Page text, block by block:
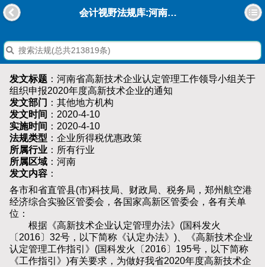
会计视野法规库:河南省高新技术企业认定管理工作领导小组关于组织申报2020年度高新技术企业的通知
发文标题 ：河南省高新技术企业认定管理工作领导小组关于
组织申报2020年度高新技术企业的通知
发文部门 ：其他地方机构
发文时间 ：2020-4-10
实施时间 ：2020-4-10
法规类型 ：企业所得税优惠政策
所属行业 ：所有行业
所属区域 ：河南
发文内容 ：
各市和省直管县(市)科技局、财政局、税务局，郑州航空港
经济综合实验区管委会，各国家高新区管委会，各有关单
位：
根据《高新技术企业认定管理办法》(国科发火
〔2016〕32号，以下简称《认定办法》)、《高新技术企业
认定管理工作指引》(国科发火〔2016〕195号，以下简称
《工作指引》)有关要求，为做好我省2020年度高新技术企